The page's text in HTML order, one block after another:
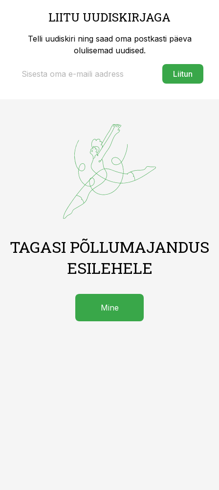
LIITU UUDISKIRJAGA
Telli uudiskiri ning saad oma postkasti päeva
olulisemad uudised.
Liitun
TAGASI PÕLLUMAJANDUS
ESILEHELE
Mine